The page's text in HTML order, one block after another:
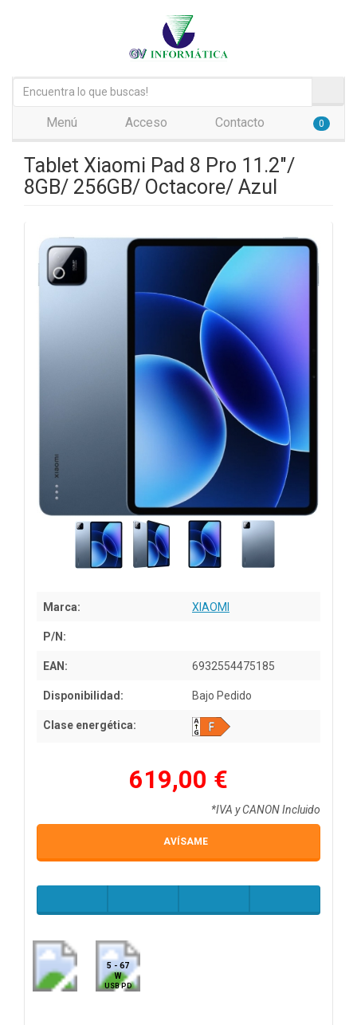
Menú Acceso Contacto 0
Tablet Xiaomi Pad 8 Pro 11.2"/
8GB/ 256GB/ Octacore/ Azul
Marca: XIAOMI
P/N:
EAN: 6932554475185
Disponibilidad: Bajo Pedido
Clase energética:
619,00 €
*IVA y CANON Incluido
AVÍSAME
5 - 67
W
USB PD